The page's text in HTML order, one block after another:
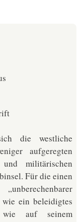
die westliche
aufgeregten
militärischen
Für die einen
ein beleidigtes
auf seinem